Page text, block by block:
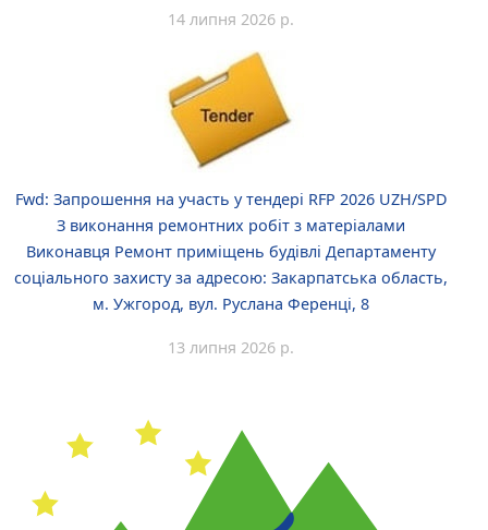
14 липня 2026 р.
Fwd: Запрошення на участь у тендері RFP 2026 UZH/SPD
З виконання ремонтних робіт з матеріалами
Виконавця Ремонт приміщень будівлі Департаменту
соціального захисту за адресою: Закарпатська область,
м. Ужгород, вул. Руслана Ференці, 8
13 липня 2026 р.